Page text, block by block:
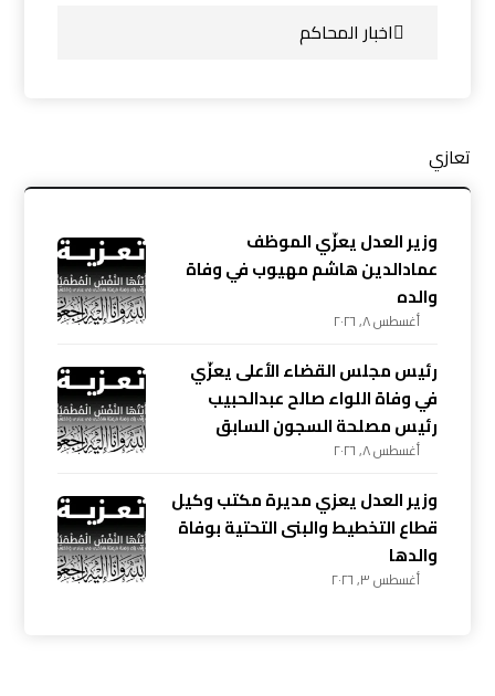
اخبار المحاكم
تعازي
وزير العدل يعزّي الموظف
عمادالدين هاشم مهيوب في وفاة
والده
أغسطس ٨, ٢٠٢٦
رئيس مجلس القضاء الأعلى يعزّي
في وفاة اللواء صالح عبدالحبيب
رئيس مصلحة السجون السابق
أغسطس ٨, ٢٠٢٦
وزير العدل يعزي مديرة مكتب وكيل
قطاع التخطيط والبنى التحتية بوفاة
والدها
أغسطس ٣, ٢٠٢٦